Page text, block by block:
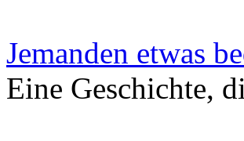
Jemanden etwas
Eine Geschichte,